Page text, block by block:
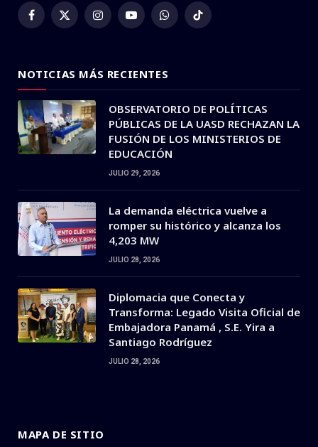
Facebook
X
InstagramYouTubeWhatsAppTikTok
NOTICIAS MÁS RECIENTES
OBSERVATORIO DE POLÍTICAS
PÚBLICAS DE LA UASD RECHAZAN LA
FUSIÓN DE LOS MINISTERIOS DE
EDUCACIÓN
JULIO 29, 2026
La demanda eléctrica vuelve a
romper su histórico y alcanza los
4,203 MW
JULIO 28, 2026
Diplomacia que Conecta y
Transforma: Legado Visita Oficial de
Embajadora Panamá , S.E. Yira a
Santiago Rodríguez
JULIO 28, 2026
MAPA DE SITIO